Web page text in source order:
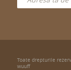
Toate drepturile
wuuff